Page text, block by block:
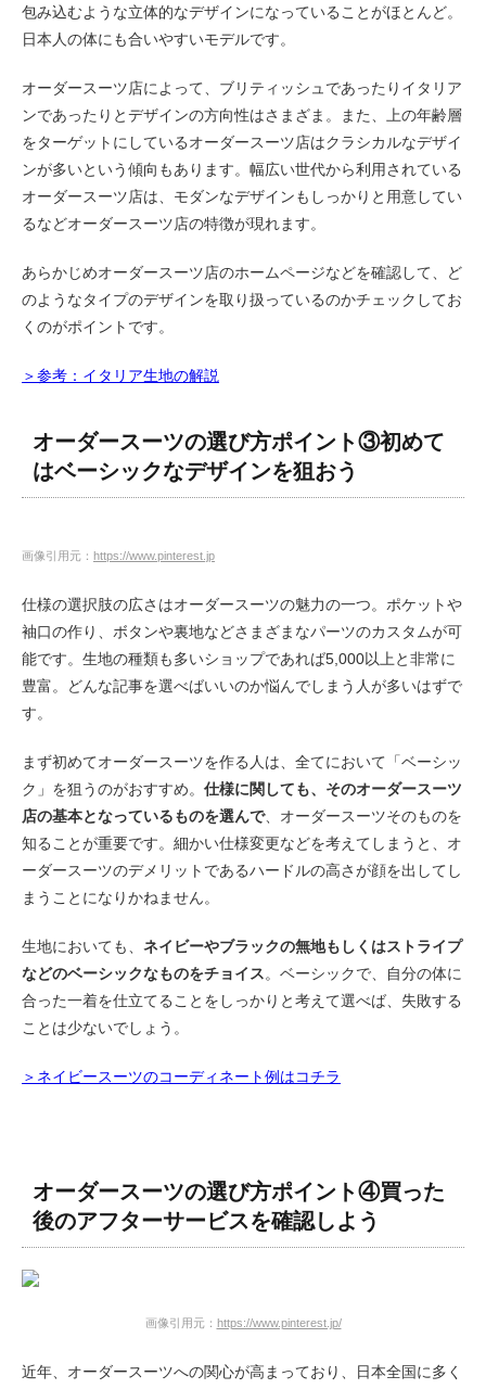
包み込むような立体的なデザインになっていることがほとんど。
日本人の体にも合いやすいモデルです。
オーダースーツ店によって、ブリティッシュであったりイタリア
ンであったりとデザインの方向性はさまざま。また、上の年齢層
をターゲットにしているオーダースーツ店はクラシカルなデザイ
ンが多いという傾向もあります。幅広い世代から利用されている
オーダースーツ店は、モダンなデザインもしっかりと用意してい
るなどオーダースーツ店の特徴が現れます。
あらかじめオーダースーツ店のホームページなどを確認して、ど
のようなタイプのデザインを取り扱っているのかチェックしてお
くのがポイントです。
＞参考：イタリア生地の解説
オーダースーツの選び方ポイント③初めて
はベーシックなデザインを狙おう
画像引用元： https://www.pinterest.jp
仕様の選択肢の広さはオーダースーツの魅力の一つ。ポケットや
袖口の作り、ボタンや裏地などさまざまなパーツのカスタムが可
能です。生地の種類も多いショップであれば5,000以上と非常に
豊富。どんな記事を選べばいいのか悩んでしまう人が多いはずで
す。
まず初めてオーダースーツを作る人は、全てにおいて「ベーシッ
ク」を狙うのがおすすめ。 仕様に関しても、そのオーダースーツ
店の基本となっているものを選んで、オーダースーツそのものを
知ることが重要です。細かい仕様変更などを考えてしまうと、オ
ーダースーツのデメリットであるハードルの高さが顔を出してし
まうことになりかねません。
生地においても、 ネイビーやブラックの無地もしくはストライプ
などのベーシックなものをチョイス。ベーシックで、自分の体に
合った一着を仕立てることをしっかりと考えて選べば、失敗する
ことは少ないでしょう。
＞ネイビースーツのコーディネート例はコチラ
オーダースーツの選び方ポイント④買った
後のアフターサービスを確認しよう
画像引用元： https://www.pinterest.jp/
近年、オーダースーツへの関心が高まっており、日本全国に多く